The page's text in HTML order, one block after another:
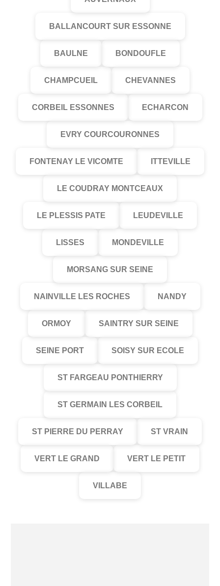
BALLANCOURT SUR ESSONNE
BAULNE BONDOUFLE
CHAMPCUEIL CHEVANNES
CORBEIL ESSONNES ECHARCON
EVRY COURCOURONNES
FONTENAY LE VICOMTE ITTEVILLE
LE COUDRAY MONTCEAUX
LE PLESSIS PATE LEUDEVILLE
LISSES MONDEVILLE
MORSANG SUR SEINE
NAINVILLE LES ROCHES NANDY
ORMOY SAINTRY SUR SEINE
SEINE PORT SOISY SUR ECOLE
ST FARGEAU PONTHIERRY
ST GERMAIN LES CORBEIL
ST PIERRE DU PERRAY ST VRAIN
VERT LE GRAND VERT LE PETIT
VILLABE